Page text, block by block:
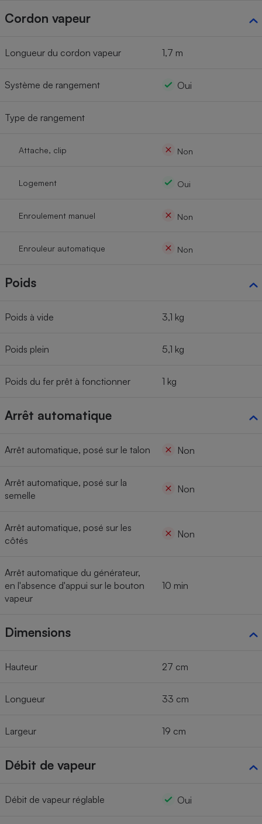
Cordon vapeur
Longueur du cordon vapeur 1,7 m
Système de rangement Oui
Type de rangement
Attache, clip Non
Logement Oui
Enroulement manuel Non
Enrouleur automatique Non
Poids
Poids à vide 3,1 kg
Poids plein 5,1 kg
Poids du fer prêt à fonctionner 1 kg
Arrêt automatique
Arrêt automatique, posé sur le talon Non
Arrêt automatique, posé sur la
semelle
Non
Arrêt automatique, posé sur les
côtés
Non
Arrêt automatique du générateur,
en l'absence d'appui sur le bouton
vapeur
10 min
Dimensions
Hauteur 27 cm
Longueur 33 cm
Largeur 19 cm
Débit de vapeur
Débit de vapeur réglable Oui